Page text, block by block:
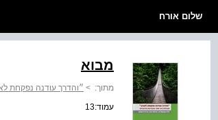
שלום אורח
מבוא
מתוך: > ״והדרך עודנה נפקחת
עמוד:13